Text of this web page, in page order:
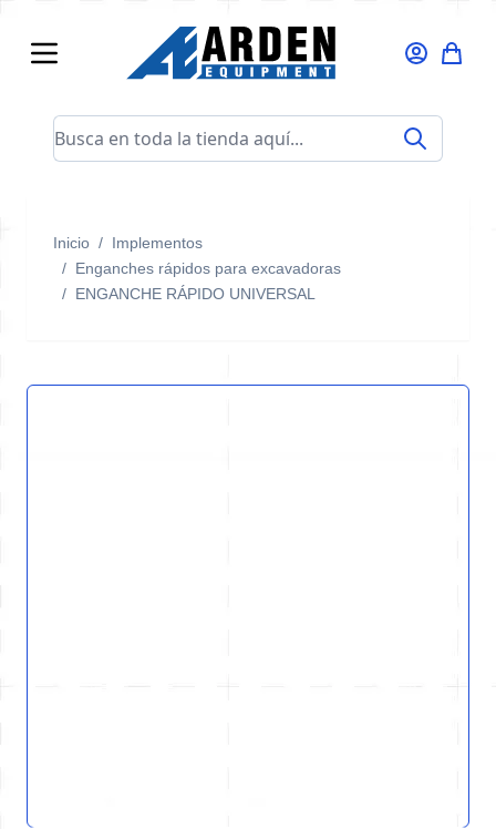
Busca en toda la tienda aquí...
Inicio / Implementos
/ Enganches rápidos para excavadoras
/ ENGANCHE RÁPIDO UNIVERSAL